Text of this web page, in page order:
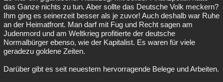
das Ganze nichts zu tun. Aber sollte das Deutsche Volk meckern?
Ihm ging es seinerzeit besser als je zuvor! Auch deshalb war Ruhe
an der Heimatfront. Man darf mit Fug und Recht sagen am
Judenmord und am Weltkrieg profitierte der deutsche
Normalbürger ebenso, wie der Kapitalist. Es waren für viele
geradezu goldene Zeiten.
Darüber gibt es seit neuestem hervorragende Belege und Arbeiten.